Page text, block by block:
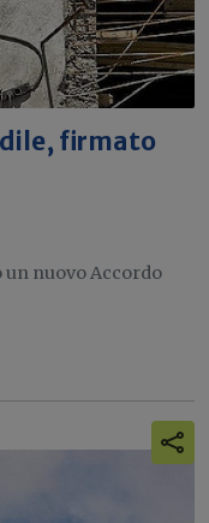
firmato
nuovo Accordo